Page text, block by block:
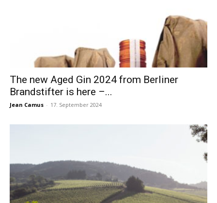
The new Aged Gin 2024 from Berliner
Brandstifter is here –...
Jean Camus - 17. September 2024